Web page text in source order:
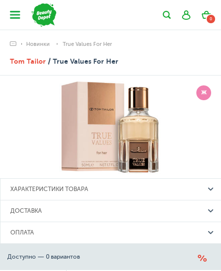
0
Новинки True Values For Her
Tom Tailor / True Values For Her
Ж
ХАРАКТЕРИСТИКИ ТОВАРА
ДОСТАВКА
ОПЛАТА
Доступно — 0 вариантов